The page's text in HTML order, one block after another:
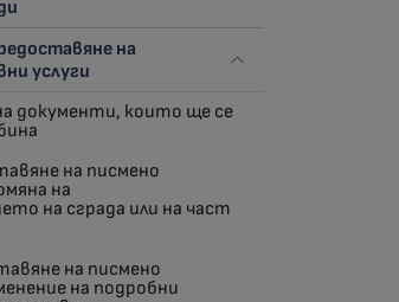
на
услуги
документи, които ще се
на писмено
на
на сграда или на част
на писмено
на подробни